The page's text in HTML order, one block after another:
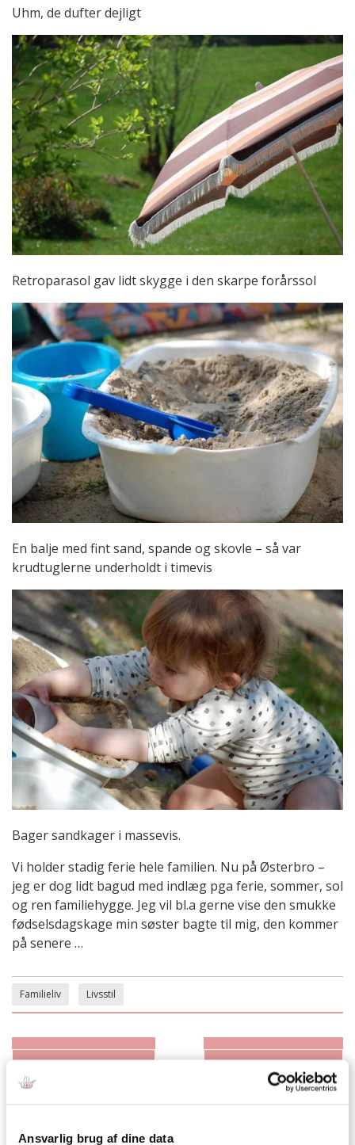
Ansvarlig brug af dine data
Uhm, de dufter dejligt
Retroparasol gav lidt skygge i den skarpe forårssol
En balje med fint sand, spande og skovle – så var
krudtuglerne underholdt i timevis
Bager sandkager i massevis.
Vi holder stadig ferie hele familien. Nu på Østerbro –
jeg er dog lidt bagud med indlæg pga ferie, sommer, sol
og ren familiehygge. Jeg vil bl.a gerne vise den smukke
fødselsdagskage min søster bagte til mig, den kommer
på senere …
Familieliv Livsstil
‹ Forrige indlæg Næste indlæg ›